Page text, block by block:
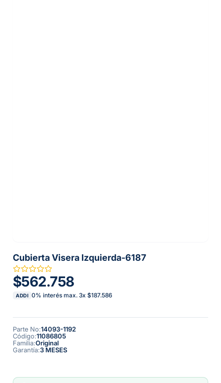
Cubierta Visera Izquierda-6187
$562.758
ADDI 0% interés max. 3x $187.586
Parte No:14093-1192
Código:11086805
Familia:Original
Garantía:3 MESES